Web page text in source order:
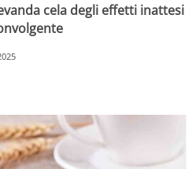
cela degli effetti inattesi